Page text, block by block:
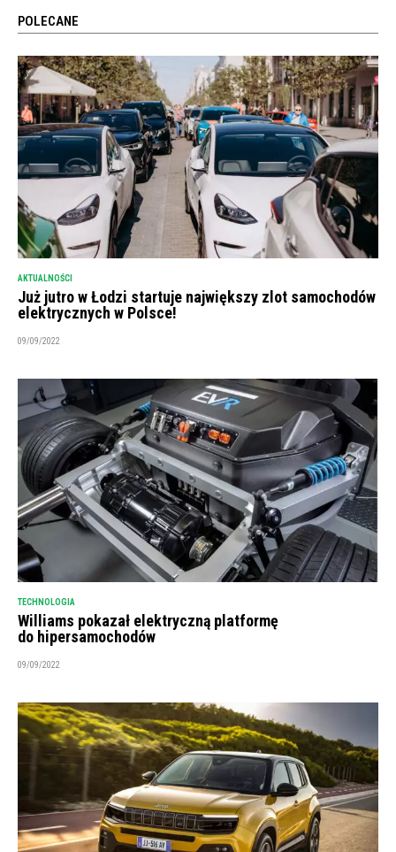
POLECANE
AKTUALNOŚCI
Już jutro w Łodzi startuje największy zlot samochodów
elektrycznych w Polsce!
09/09/2022
TECHNOLOGIA
Williams pokazał elektryczną platformę
do hipersamochodów
09/09/2022